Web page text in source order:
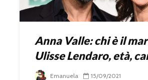
Anna Valle: chi è il
Ulisse Lendaro, età,
Emanuela 15/09/2021